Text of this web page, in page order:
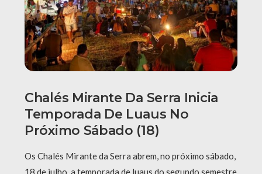
Chalés Mirante Da Serra Inicia
Temporada De Luaus No
Próximo Sábado (18)
Os Chalés Mirante da Serra abrem, no próximo sábado,
18 de julho, a temporada de luaus do segundo semestre